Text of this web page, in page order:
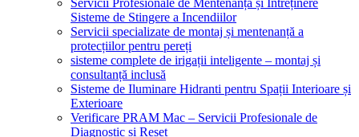
Servicii Profesionale de Mentenanță și Întreținere
Sisteme de Stingere a Incendiilor
Servicii specializate de montaj și mentenanță a
protecțiilor pentru pereți
sisteme complete de irigații inteligente – montaj și
consultanță inclusă
Sisteme de Iluminare Hidranti pentru Spații Interioare și
Exterioare
Verificare PRAM Mac – Servicii Profesionale de
Diagnostic și Reset